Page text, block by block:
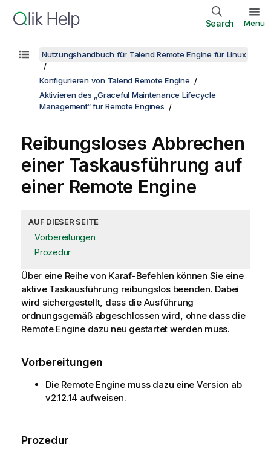
Search Menü
Nutzungshandbuch für Talend Remote Engine für Linux
Konfigurieren von Talend Remote Engine
Aktivieren des „Graceful Maintenance Lifecycle
Management“ für Remote Engines
Reibungsloses Abbrechen
einer Taskausführung auf
einer Remote Engine
AUF DIESER SEITE
Vorbereitungen
Prozedur
Über eine Reihe von Karaf-Befehlen können Sie eine
aktive Taskausführung reibungslos beenden. Dabei
wird sichergestellt, dass die Ausführung
ordnungsgemäß abgeschlossen wird, ohne dass die
Remote Engine dazu neu gestartet werden muss.
Vorbereitungen
Die Remote Engine muss dazu eine Version ab
v2.12.14 aufweisen.
Prozedur